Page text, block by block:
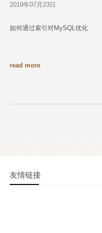
2019年07月23日
如何通过索引对MySQL优化
read more
友情链接